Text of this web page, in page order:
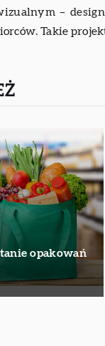
–
Takie
opakowań